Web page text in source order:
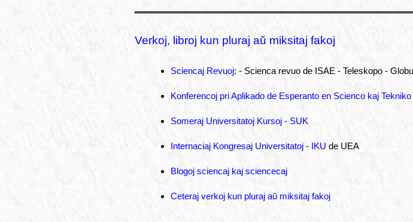
Verkoj, libroj kun pluraj aŭ miksitaj fakoj
Sciencaj Revuoj: - Scienca revuo de ISAE - Teleskopo -
Konferencoj pri Aplikado de Esperanto en Scienco kaj
Someraj Universitatoj Kursoj - SUK
Internaciaj Kongresaj Universitatoj - IKU de UEA
Blogoj sciencaj kaj sciencecaj
Ceteraj verkoj kun pluraj aŭ miksitaj fakoj